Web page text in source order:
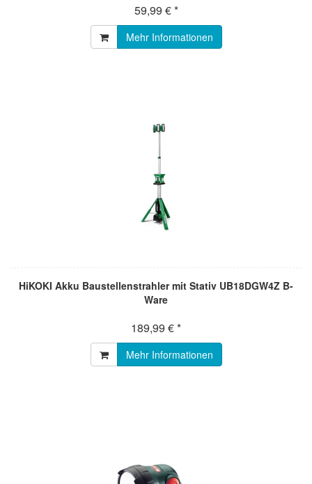
59,99 € *
Mehr Informationen
HiKOKI Akku Baustellenstrahler mit Stativ UB18DGW4Z B-
Ware
189,99 € *
Mehr Informationen